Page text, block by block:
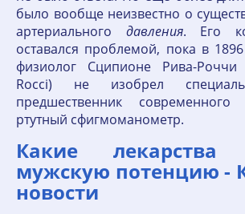
было вообще неизвестно о
артериального давления. Его
оставался проблемой, пока в
физиолог Сципионе Рива-Роччи
Rocci) не изобрел
предшественник
ртутный сфигмоманометр.
Какие лекарства
мужскую потенцию -
новости